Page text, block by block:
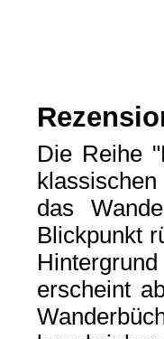
Die Reihe
das
Blickpunkt
erscheint